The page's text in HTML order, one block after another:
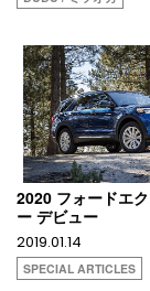
2020 フォードエ
ー デビュー
2019.01.14
SPECIAL ARTICLES